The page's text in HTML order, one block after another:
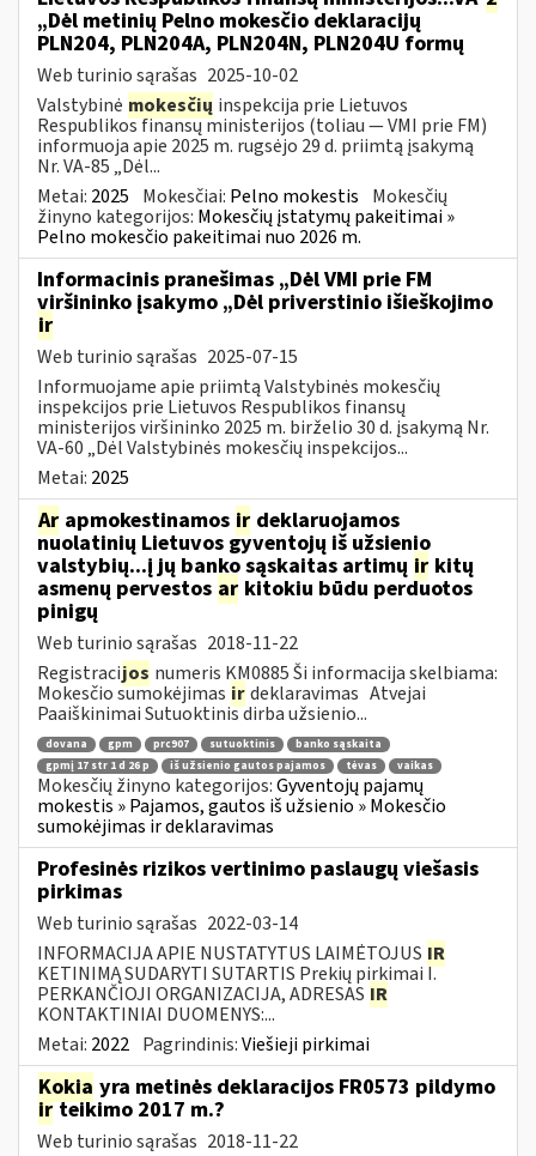
„Dėl metinių Pelno mokesčio deklaracijų
PLN204, PLN204A, PLN204N, PLN204U formų
Web turinio sąrašas 2025-10-02
Valstybinė mokesčių inspekcija prie Lietuvos
Respublikos finansų ministerijos (toliau — VMI prie FM)
informuoja apie 2025 m. rugsėjo 29 d. priimtą įsakymą
Nr. VA-85 „Dėl...
Metai: 2025 Mokesčiai: Pelno mokestis Mokesčių
žinyno kategorijos: Mokesčių įstatymų pakeitimai »
Pelno mokesčio pakeitimai nuo 2026 m.
Informacinis pranešimas „Dėl VMI prie FM
viršininko įsakymo „Dėl priverstinio išieškojimo
ir
Web turinio sąrašas 2025-07-15
Informuojame apie priimtą Valstybinės mokesčių
inspekcijos prie Lietuvos Respublikos finansų
ministerijos viršininko 2025 m. birželio 30 d. įsakymą Nr.
VA-60 „Dėl Valstybinės mokesčių inspekcijos...
Metai: 2025
Ar apmokestinamos ir deklaruojamos
nuolatinių Lietuvos gyventojų iš užsienio
valstybių...į jų banko sąskaitas artimų ir kitų
asmenų pervestos ar kitokiu būdu perduotos
pinigų
Web turinio sąrašas 2018-11-22
Registracijos numeris KM0885 Ši informacija skelbiama:
Mokesčio sumokėjimas irdeklaravimas Atvejai
Paaiškinimai Sutuoktinis dirba užsienio...
dovana gpm prc907 sutuoktinis
banko sąskaita
gpmį 17 str 1 d 26 p
iš užsienio gautos pajamos tėvas vaikas
Mokesčių žinyno kategorijos:Gyventojų pajamų
mokestis » Pajamos, gautos iš užsienio » Mokesčio
sumokėjimas ir deklaravimas
Profesinės rizikos vertinimo paslaugų viešasis
pirkimas
Web turinio sąrašas 2022-03-14
INFORMACIJA APIE NUSTATYTUS LAIMĖTOJUS IR
KETINIMĄ SUDARYTI SUTARTIS Prekių pirkimai I.
PERKANČIOJI ORGANIZACIJA, ADRESAS IR
KONTAKTINIAI DUOMENYS:...
Metai: 2022 Pagrindinis:Viešieji pirkimai
Kokia yra metinės deklaracijos FR0573 pildymo
irteikimo 2017 m.?
Web turinio sąrašas 2018-11-22